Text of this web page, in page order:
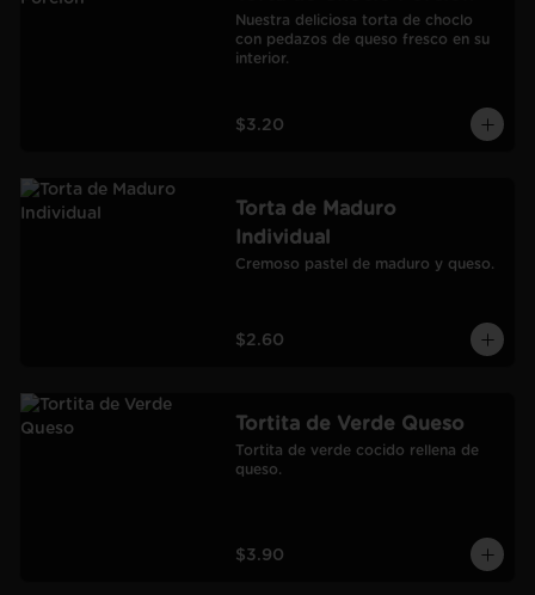
Nuestra deliciosa torta de choclo
con pedazos de queso fresco en su
interior.
$3.20
Torta de Maduro
Individual
Cremoso pastel de maduro y queso.
$2.60
Tortita de Verde Queso
Tortita de verde cocido rellena de
queso.
$3.90